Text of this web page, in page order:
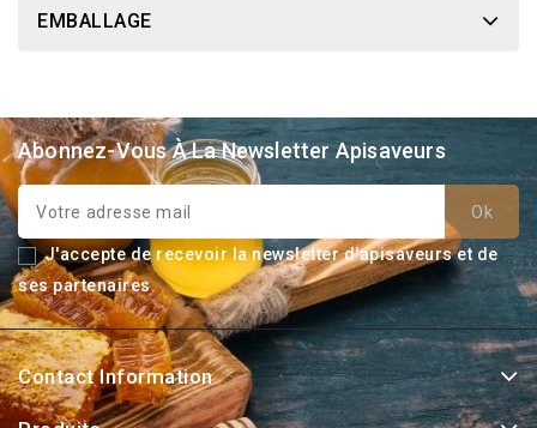
EMBALLAGE
Abonnez-Vous À La Newsletter Apisaveurs
J'accepte de recevoir la newsletter d'apisaveurs et de
ses partenaires.
Contact Information